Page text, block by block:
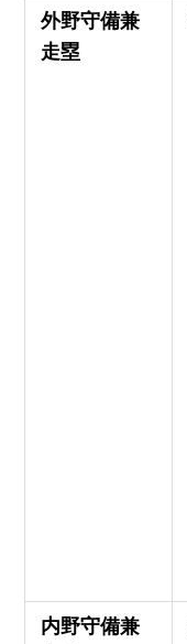
外野守備兼
走塁
内野守備兼